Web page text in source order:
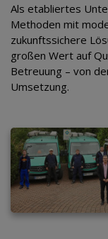
Als etabliertes
Methoden mit
zukunftssichere
großen Wert auf
Betreuung – von
Umsetzung.